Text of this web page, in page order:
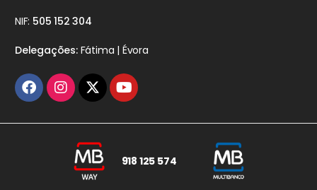
NIF: 505 152 304
Delegações:Fátima | Évora
918 125 574